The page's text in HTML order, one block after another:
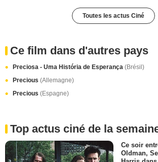
Toutes les actus Ciné
Ce film dans d'autres pays
Preciosa - Uma História de Esperança (Brésil)
Precious (Allemagne)
Precious (Espagne)
Top actus ciné de la
Ce soir
Oldman,